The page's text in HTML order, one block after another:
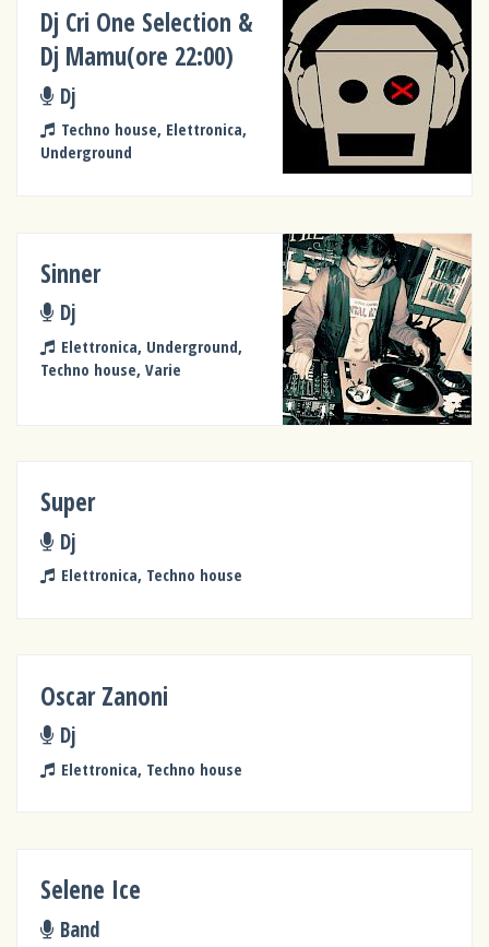
Dj Cri One Selection &
Dj Mamu(ore 22:00)
Dj
Techno house, Elettronica,
Underground
Sinner
Dj
Elettronica, Underground,
Techno house, Varie
Super
Dj
Elettronica, Techno house
Oscar Zanoni
Dj
Elettronica, Techno house
Selene Ice
Band